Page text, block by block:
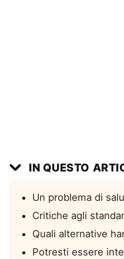
IN QUESTO
Un problema di
Critiche agli
Quali alternative
Potresti essere